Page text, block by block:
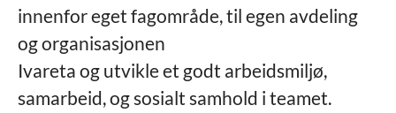
innenfor eget fagområde, til egen avdeling
og organisasjonen
Ivareta og utvikle et godt arbeidsmiljø,
samarbeid, og sosialt samhold i teamet.